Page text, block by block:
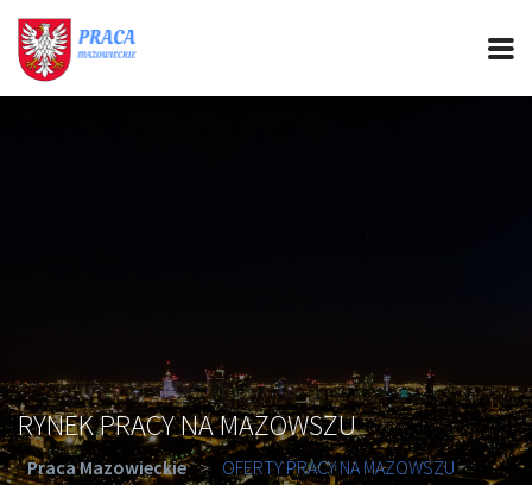
RYNEK PRACY NA MAZOWSZU
Praca Mazowieckie > OFERTY PRACY NA MAZOWSZU